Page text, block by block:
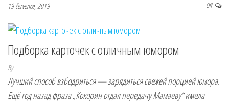
19 července, 2019 Off
Подборка карточек с отличным юмором
By
Лучший способ взбодриться — зарядиться свежей порцией юмора.
Ещё год назад фраза „Кокорин отдал передачу Мамаеву“ имела